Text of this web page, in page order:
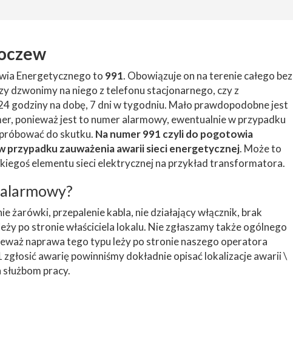
Energetycznego to 991. Obowiązuje on na terenie całego bez
dzwonimy na niego z telefonu stacjonarnego, czy z
godziny na dobę, 7 dni w tygodniu. Mało prawdopodobne jest
ponieważ jest to numer alarmowy, ewentualnie w przypadku
do skutku. Na numer 991 czyli do pogotowia
zauważenia awarii sieci energetycznej. Może to
elementu sieci elektrycznej na przykład transformatora.
żarówki, przepalenie kabla, nie działający włącznik, brak
po stronie właściciela lokalu. Nie zgłaszamy także ogólnego
naprawa tego typu leży po stronie naszego operatora
awarię powinniśmy dokładnie opisać lokalizacje awarii \
pracy.